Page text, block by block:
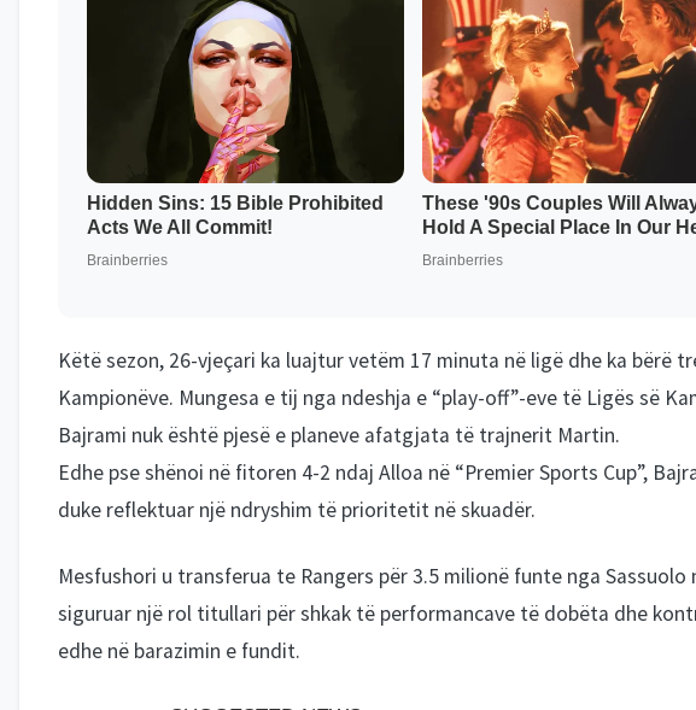
Këtë sezon, 26-vjeçari ka luajtur vetëm 17 minuta në ligë dhe ka bërë
Kampionëve. Mungesa e tij nga ndeshja e “play-off”-eve të Ligës së
Bajrami nuk është pjesë e planeve afatgjata të trajnerit Martin.
Edhe pse shënoi në fitoren 4-2 ndaj Alloa në “Premier Sports Cup”,
duke reflektuar një ndryshim të prioritetit në skuadër.
Mesfushori u transferua te Rangers për 3.5 milionë funte nga
siguruar një rol titullari për shkak të performancave të dobëta dhe
edhe në barazimin e fundit.